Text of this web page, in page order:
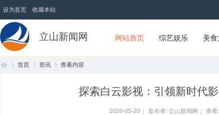
设为首页 收藏本站
立山新闻网 网站首页 综艺娱乐 美
首页 资讯 查看内容
探索白云影视：引领新时代
2026-05-20 发布者: 立山新闻网 查